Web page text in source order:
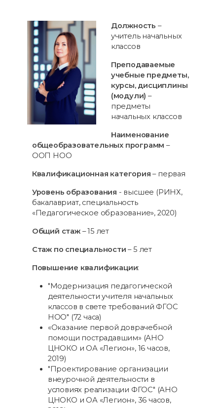
Должность –
учитель начальных
классов
Преподаваемые
учебные предметы,
курсы, дисциплины
(модули) –
предметы
начальных классов
Наименование
общеобразовательных программ –
ООП НОО
Квалификационная категория – первая
Уровень образования - высшее (РИНХ,
бакалавриат, специальность
«Педагогическое образование», 2020)
Общий стаж– 15 лет
Стаж по специальности – 5 лет
Повышение квалификации:
"Модернизация педагогической
деятельности учителя начальных
классов в свете требований ФГОС
НОО" (72 часа)
«Оказание первой доврачебной
помощи пострадавшим» (АНО
ЦНОКО и ОА «Легион», 16 часов,
2019)
"Проектирование организации
внеурочной деятельности в
условиях реализации ФГОС" (АНО
ЦНОКО и ОА «Легион», 36 часов,